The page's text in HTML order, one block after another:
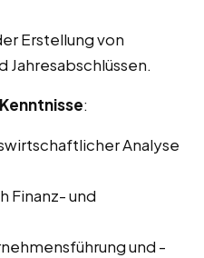
Erstellung von
Jahresabschlüssen.
:
Analyse
Finanz- und
und -